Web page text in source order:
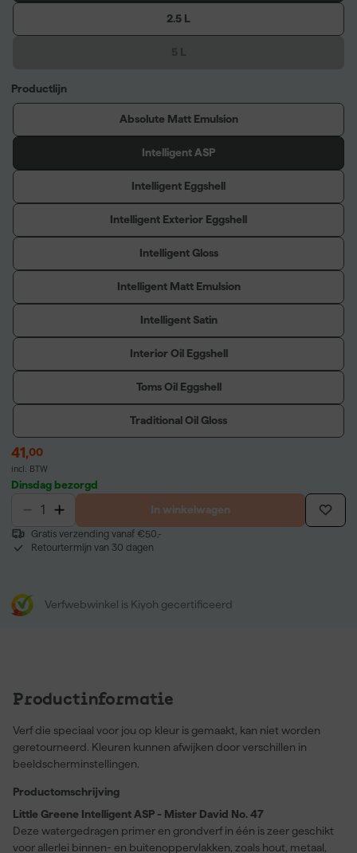
2.5 L
Productlijn
Absolute Matt Emulsion
Intelligent ASP
Intelligent Eggshell
Intelligent Exterior Eggshell
Intelligent Gloss
Intelligent Matt Emulsion
Intelligent Satin
Interior Oil Eggshell
Toms Oil Eggshell
Traditional Oil Gloss
41,00
incl. BTW
Dinsdag bezorgd
In winkelwagen
Gratis verzending vanaf €50,-
Retourtermijn van 30 dagen
Verfwebwinkel is Kiyoh gecertificeerd
Productinformatie
Verf die speciaal voor jou op kleur is gemaakt, kan niet worden
geretourneerd. Kleuren kunnen afwijken door verschillen in
beeldscherminstellingen.
Productomschrijving
Little Greene Intelligent ASP - Mister David No. 47
Deze watergedragen primer en grondverf in één is zeer geschikt
voor allerlei binnen- en buitenoppervlakken, zoals hout, metaal,